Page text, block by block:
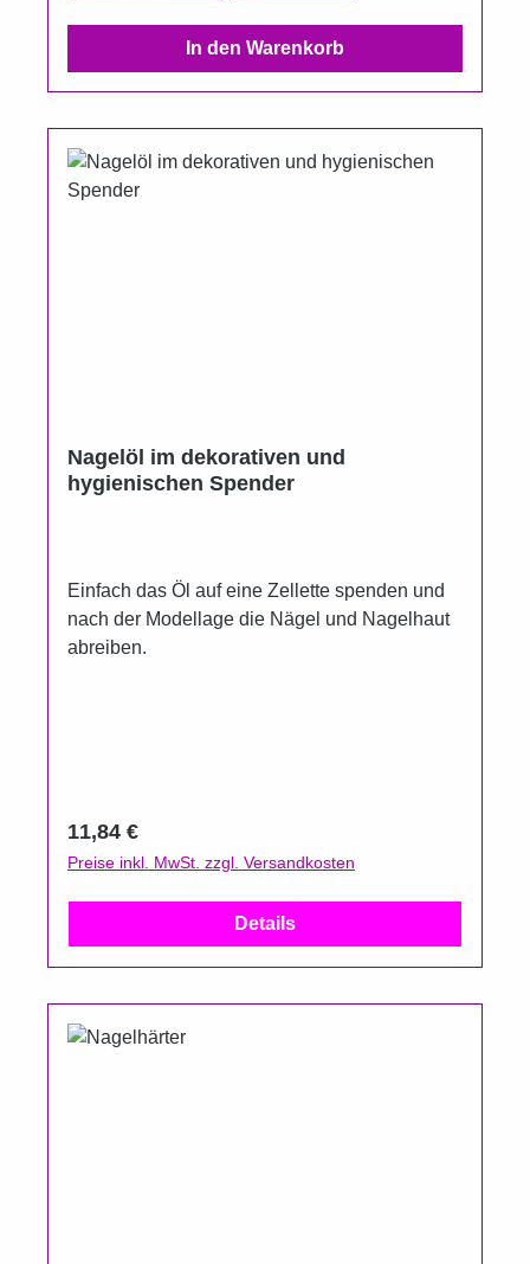
In den Warenkorb
Nagelöl im dekorativen und
hygienischen Spender
Einfach das Öl auf eine Zellette spenden und
nach der Modellage die Nägel und Nagelhaut
abreiben.
Regulärer Preis:
11,84 €
Preise inkl. MwSt. zzgl. Versandkosten
Details